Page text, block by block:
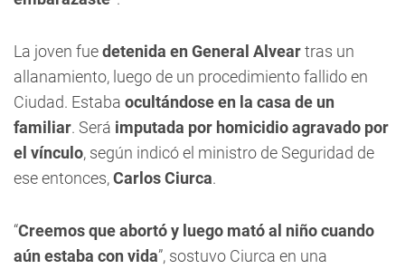
La joven fuedetenida en General Alveartras un
allanamiento, luego de un procedimiento fallido en
Ciudad. Estaba ocultándose en la casa de un
familiar. Será imputada por homicidio agravado por
el vínculo, según indicó el ministro de Seguridad de
ese entonces,Carlos Ciurca.
“Creemos que abortó y luego mató al niño cuando
aún estaba con vida”, sostuvo Ciurca en una